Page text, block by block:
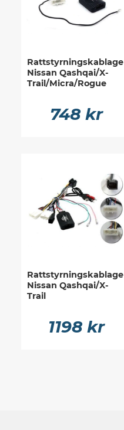
Rattstyrningskablage
Nissan Qashqai/X-
Trail/Micra/Rogue
748 kr
Rattstyrningskablage
Nissan Qashqai/X-
Trail
1198 kr